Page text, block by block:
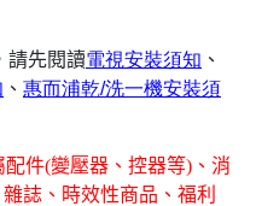
請先閱讀電視安裝須知 、
、 惠而浦乾/洗一機安裝須
配件(變壓器、控器等)、消
誌、時效性商品、福利